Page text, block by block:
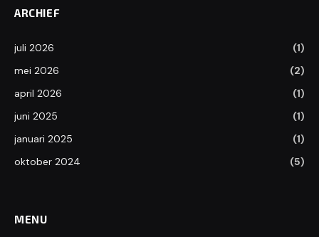
ARCHIEF
juli 2026
(1)
mei 2026
(2)
april 2026
(1)
juni 2025
(1)
januari 2025
(1)
oktober 2024
(5)
MENU